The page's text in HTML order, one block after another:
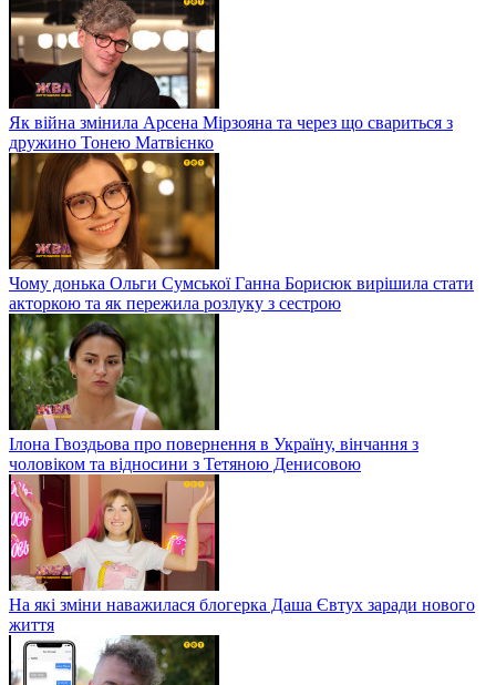
Як війна змінила Арсена Мірзояна та через що свариться з
дружино Тонею Матвієнко
Чому донька Ольги Сумської Ганна Борисюк вирішила стати
акторкою та як пережила розлуку з сестрою
Ілона Гвоздьова про повернення в Україну, вінчання з
чоловіком та відносини з Тетяною Денисовою
На які зміни наважилася блогерка Даша Євтух заради нового
життя